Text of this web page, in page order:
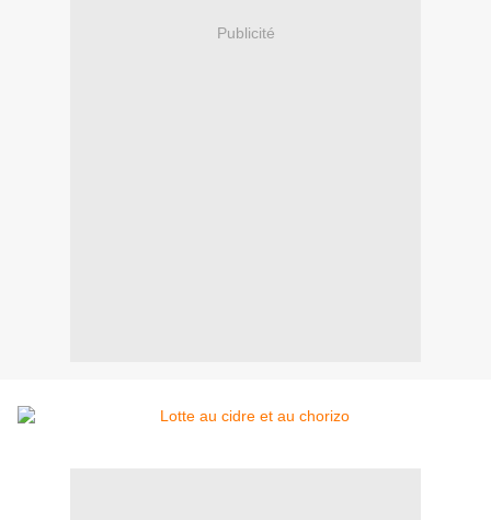
Publicité